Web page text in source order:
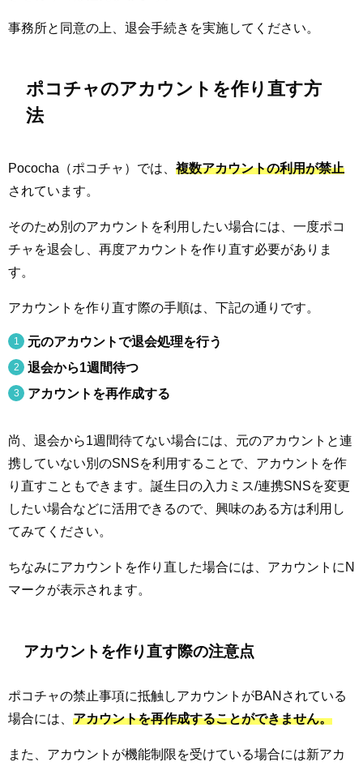
事務所と同意の上、退会手続きを実施してください。
ポコチャのアカウントを作り直す方
法
Pococha（ポコチャ）では、 複数アカウントの利用が禁止
されています。
そのため別のアカウントを利用したい場合には、一度ポコ
チャを退会し、再度アカウントを作り直す必要がありま
す。
アカウントを作り直す際の手順は、下記の通りです。
元のアカウントで退会処理を行う
退会から1週間待つ
アカウントを再作成する
尚、退会から1週間待てない場合には、元のアカウントと連
携していない別のSNSを利用することで、アカウントを作
り直すこともできます。誕生日の入力ミス/連携SNSを変更
したい場合などに活用できるので、興味のある方は利用し
てみてください。
ちなみにアカウントを作り直した場合には、アカウントにN
マークが表示されます。
アカウントを作り直す際の注意点
ポコチャの禁止事項に抵触しアカウントがBANされている
場合には、 アカウントを再作成することができません。
また、アカウントが機能制限を受けている場合には新アカ